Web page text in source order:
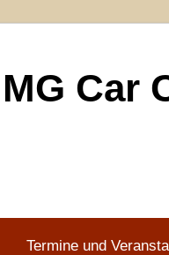
MG Car
Termine und